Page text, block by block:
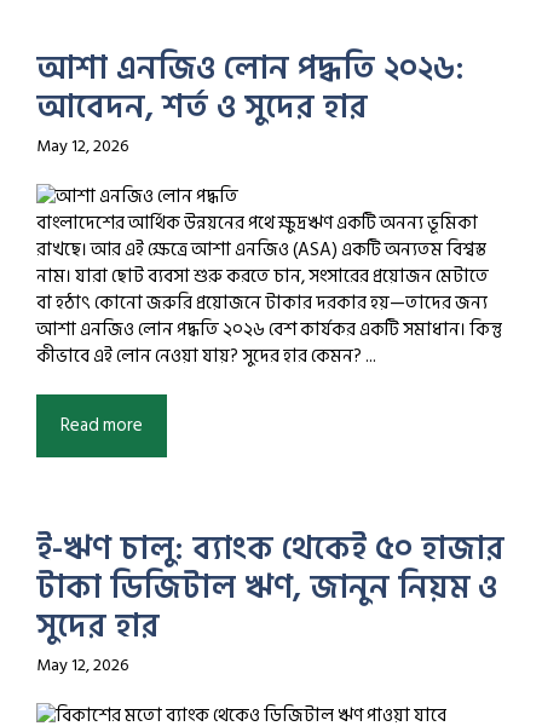
আশা এনজিও লোন পদ্ধতি ২০২৬:
আবেদন, শর্ত ও সুদের হার
May 12, 2026
বাংলাদেশের আর্থিক উন্নয়নের পথে ক্ষুদ্রঋণ একটি অনন্য ভূমিকা
রাখছে। আর এই ক্ষেত্রে আশা এনজিও (ASA) একটি অন্যতম বিশ্বস্ত
নাম। যারা ছোট ব্যবসা শুরু করতে চান, সংসারের প্রয়োজন মেটাতে
বা হঠাৎ কোনো জরুরি প্রয়োজনে টাকার দরকার হয়—তাদের জন্য
আশা এনজিও লোন পদ্ধতি ২০২৬ বেশ কার্যকর একটি সমাধান। কিন্তু
কীভাবে এই লোন নেওয়া যায়? সুদের হার কেমন? ...
Read more
ই-ঋণ চালু: ব্যাংক থেকেই ৫০ হাজার
টাকা ডিজিটাল ঋণ, জানুন নিয়ম ও
সুদের হার
May 12, 2026